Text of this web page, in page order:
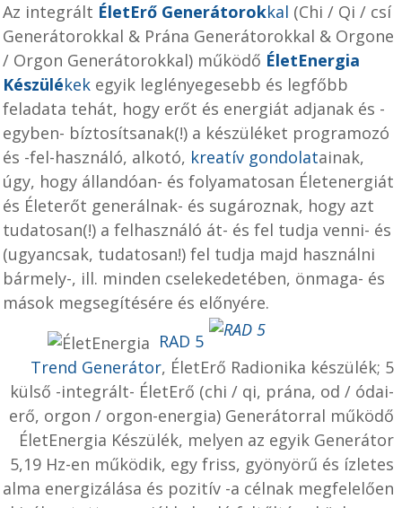
Az integrált ÉletErő Generátorokkal (Chi / Qi / csí
Generátorokkal & Prána Generátorokkal & Orgone
/ Orgon Generátorokkal) működő ÉletEnergia
Készülékek egyik leglényegesebb és legfőbb
feladata tehát, hogy erőt és energiát adjanak és -
egyben- bíztosítsanak(!) a készüléket programozó
és -fel-használó, alkotó, kreatív gondolatainak,
úgy, hogy állandóan- és folyamatosan Életenergiát
és Életerőt generálnak- és sugároznak, hogy azt
tudatosan(!) a felhasználó át- és fel tudja venni- és
(ugyancsak, tudatosan!) fel tudja majd használni
bármely-, ill. minden cselekedetében, önmaga- és
mások megsegítésére és előnyére.
RAD 5
Trend Generátor, ÉletErő Radionika készülék; 5
külső -integrált- ÉletErő (chi / qi, prána, od / ódai-
erő, orgon / orgon-energia) Generátorral működő
ÉletEnergia Készülék, melyen az egyik Generátor
5,19 Hz-en működik, egy friss, gyönyörű és ízletes
alma energizálása és pozitív -a célnak megfelelően